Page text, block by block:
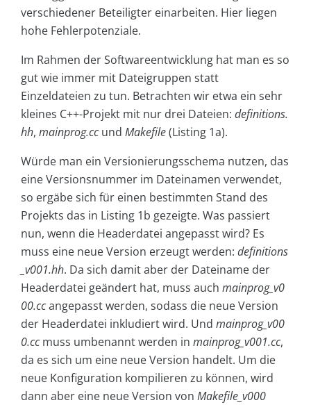
verschiedener Beteiligter einarbeiten. Hier liegen
hohe Fehlerpotenziale.
Im Rahmen der Softwareentwicklung hat man es so
gut wie immer mit Dateigruppen statt
Einzeldateien zu tun. Betrachten wir etwa ein sehr
kleines C++-Projekt mit nur drei Dateien: definitions.
hh, mainprog.ccund Makefile(Listing 1a).
Würde man ein Versionierungsschema nutzen, das
eine Versionsnummer im Dateinamen verwendet,
so ergäbe sich für einen bestimmten Stand des
Projekts das in Listing 1b gezeigte. Was passiert
nun, wenn die Headerdatei angepasst wird? Es
muss eine neue Version erzeugt werden: definitions
_v001.hh. Da sich damit aber der Dateiname der
Headerdatei geändert hat, muss auch mainprog_v0
00.ccangepasst werden, sodass die neue Version
der Headerdatei inkludiert wird. Und mainprog_v00
0.ccmuss umbenannt werden in mainprog_v001.cc,
da es sich um eine neue Version handelt. Um die
neue Konfiguration kompilieren zu können, wird
dann aber eine neue Version von Makefile_v000